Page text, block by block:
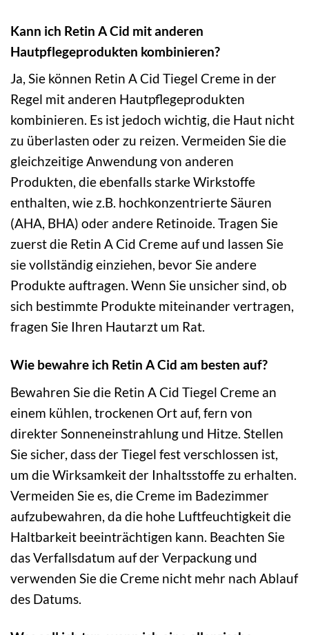
Kann ich Retin A Cid mit anderen
Hautpflegeprodukten kombinieren?
Ja, Sie können Retin A Cid Tiegel Creme in der
Regel mit anderen Hautpflegeprodukten
kombinieren. Es ist jedoch wichtig, die Haut nicht
zu überlasten oder zu reizen. Vermeiden Sie die
gleichzeitige Anwendung von anderen
Produkten, die ebenfalls starke Wirkstoffe
enthalten, wie z.B. hochkonzentrierte Säuren
(AHA, BHA) oder andere Retinoide. Tragen Sie
zuerst die Retin A Cid Creme auf und lassen Sie
sie vollständig einziehen, bevor Sie andere
Produkte auftragen. Wenn Sie unsicher sind, ob
sich bestimmte Produkte miteinander vertragen,
fragen Sie Ihren Hautarzt um Rat.
Wie bewahre ich Retin A Cid am besten auf?
Bewahren Sie die Retin A Cid Tiegel Creme an
einem kühlen, trockenen Ort auf, fern von
direkter Sonneneinstrahlung und Hitze. Stellen
Sie sicher, dass der Tiegel fest verschlossen ist,
um die Wirksamkeit der Inhaltsstoffe zu erhalten.
Vermeiden Sie es, die Creme im Badezimmer
aufzubewahren, da die hohe Luftfeuchtigkeit die
Haltbarkeit beeinträchtigen kann. Beachten Sie
das Verfallsdatum auf der Verpackung und
verwenden Sie die Creme nicht mehr nach Ablauf
des Datums.